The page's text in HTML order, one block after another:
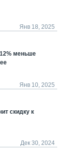
Янв 18, 2025
меньше
Янв 10, 2025
скидку к
Дек 30, 2024